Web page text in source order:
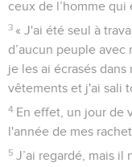
ceux de l’homme qui
3 « J'ai été seul à
d’aucun peuple avec
je les ai écrasés
vêtements et j'ai sali
4 En effet, un jour de
l'année de mes
5 J’ai regardé, mais il